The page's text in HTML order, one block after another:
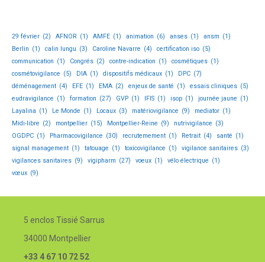
29 février (2) AFNOR (1) AMFE (1) animation (6) anses (1) ansm (1)
Berlin (1) calin lungu (3) Caroline Navarre (4) certification iso (5)
communication (1) Congrés (2) contre-indication (1) cosmétiques (1)
cosmétovigilance (5) DIA (1) dispositifs médicaux (1) DPC (7)
déménagement (4) EFE (1) EMA (2) enjeux de santé (1) essais cliniques (5)
eudravigilance (1) formation (27) GVP (1) IFIS (1) isop (1) journée jaune (1)
Layalina (1) Le Monde (1) Locaux (3) matériovigilance (9) mediator (1)
Midi-libre (2) montpellier (15) Montpellier-Reine (9) nutrivigilance (3)
OGDPC (1) Pharmacovigilance (30) recrutemement (1) Retrait (4) santé (1)
signal management (1) tatouage (1) toxicovigilance (1) vigilance sanitaires (3)
vigilances sanitaires (9) vigipharm (27) voeux (1) vélo électrique (1)
vœux (9)
5 enclos Tissié Sarrus
34000 Montpellier
+33 4 67 10 72 52